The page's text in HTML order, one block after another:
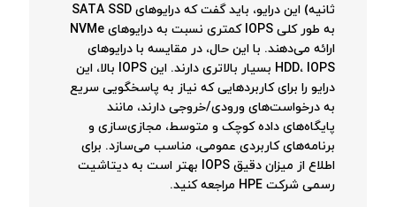
ثانیه) این درایو، باید گفت که درایوهای SATA SSD
به طور کلی IOPS کمتری نسبت به درایوهای NVMe
ارائه می‌دهند. با این حال، در مقایسه با درایوهای
HDD، IOPS بسیار بالاتری دارند. این IOPS بالا، این
درایو را برای کاربردهایی که نیاز به پاسخگویی سریع
به درخواست‌های ورودی/خروجی دارند، مانند
پایگاه‌های داده کوچک و متوسط، مجازی‌سازی و
برنامه‌های کاربردی عمومی، مناسب می‌سازد. برای
اطلاع از میزان دقیق IOPS بهتر است به دیتاشیت
رسمی شرکت HPE مراجعه کنید.